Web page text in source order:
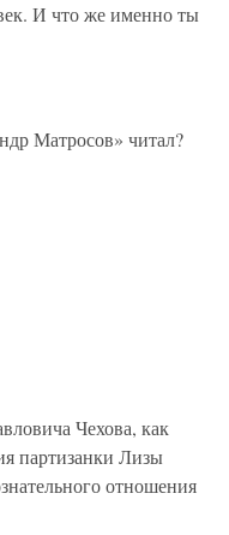
И что же именно ты
Матросов» читал?
Чехова, как
партизанки Лизы
отношения